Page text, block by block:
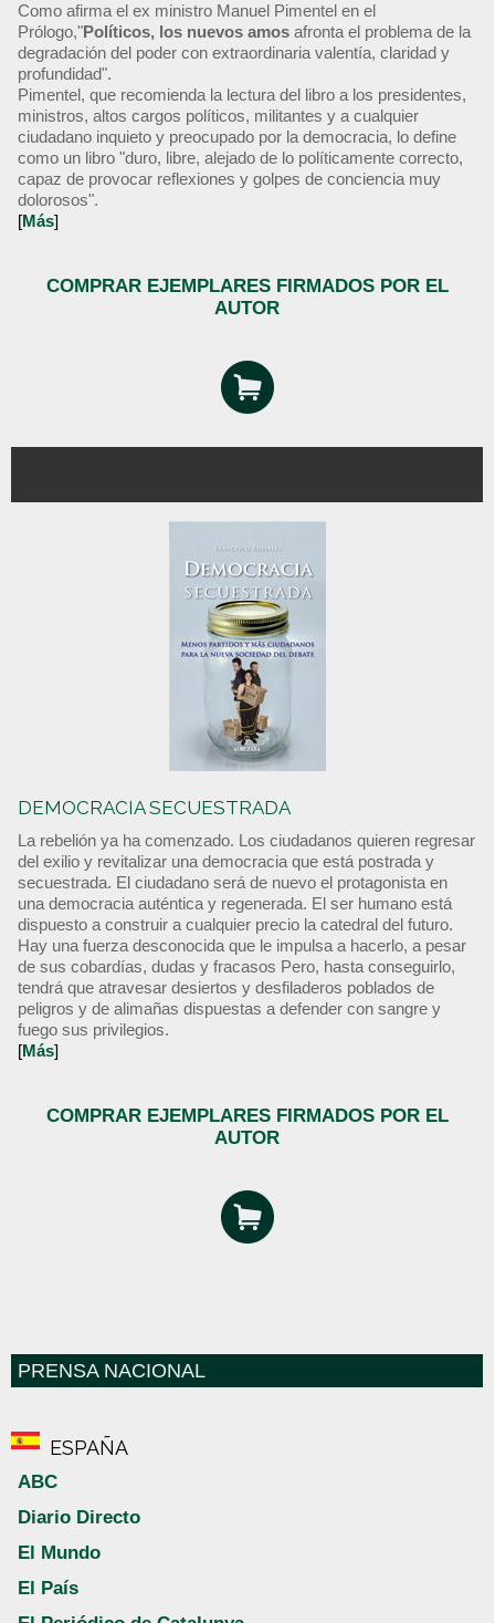
Como afirma el ex ministro Manuel Pimentel en el
Prólogo,"Políticos, los nuevos amos afronta el problema de la
degradación del poder con extraordinaria valentía, claridad y
profundidad".
Pimentel, que recomienda la lectura del libro a los presidentes,
ministros, altos cargos políticos, militantes y a cualquier
ciudadano inquieto y preocupado por la democracia, lo define
como un libro "duro, libre, alejado de lo políticamente correcto,
capaz de provocar reflexiones y golpes de conciencia muy
dolorosos".
[Más]
COMPRAR EJEMPLARES FIRMADOS POR EL
AUTOR
DEMOCRACIA SECUESTRADA
La rebelión ya ha comenzado. Los ciudadanos quieren regresar
del exilio y revitalizar una democracia que está postrada y
secuestrada. El ciudadano será de nuevo el protagonista en
una democracia auténtica y regenerada. El ser humano está
dispuesto a construir a cualquier precio la catedral del futuro.
Hay una fuerza desconocida que le impulsa a hacerlo, a pesar
de sus cobardías, dudas y fracasos Pero, hasta conseguirlo,
tendrá que atravesar desiertos y desfiladeros poblados de
peligros y de alimañas dispuestas a defender con sangre y
fuego sus privilegios.
[Más]
COMPRAR EJEMPLARES FIRMADOS POR EL
AUTOR
PRENSA NACIONAL
ESPAÑA
ABC
Diario Directo
El Mundo
El País